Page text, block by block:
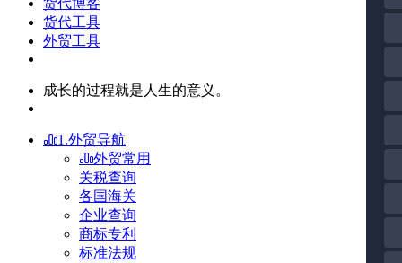
货代博客
货代工具
外贸工具
成长的过程就是人生的意义。
1.外贸导航
外贸常用
关税查询
各国海关
企业查询
商标专利
标准法规